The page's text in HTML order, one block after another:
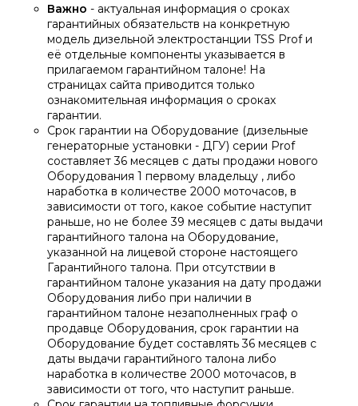
Важно - актуальная информация о сроках
гарантийных обязательств на конкретную
модель дизельной электростанции TSS Prof и
её отдельные компоненты указывается в
прилагаемом гарантийном талоне! На
страницах сайта приводится только
ознакомительная информация о сроках
гарантии.
Срок гарантии на Оборудование (дизельные
генераторные установки - ДГУ) серии Prof
составляет 36 месяцев с даты продажи нового
Оборудования 1 первому владельцу , либо
наработка в количестве 2000 моточасов, в
зависимости от того, какое событие наступит
раньше, но не более 39 месяцев с даты выдачи
гарантийного талона на Оборудование,
указанной на лицевой стороне настоящего
Гарантийного талона. При отсутствии в
гарантийном талоне указания на дату продажи
Оборудования либо при наличии в
гарантийном талоне незаполненных граф о
продавце Оборудования, срок гарантии на
Оборудование будет составлять 36 месяцев с
даты выдачи гарантийного талона либо
наработка в количестве 2000 моточасов, в
зависимости от того, что наступит раньше.